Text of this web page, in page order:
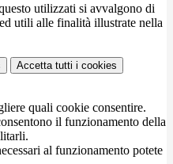
utilizzati si avvalgono di
utili alle finalità illustrate nella
Accetta tutti i cookies
quali cookie consentire.
il funzionamento della
al funzionamento potete